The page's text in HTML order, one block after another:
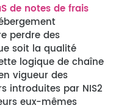
de notes de frais
perdre des
soit la qualité
logique de chaîne
vigueur des
introduites par NIS2
eux-mêmes